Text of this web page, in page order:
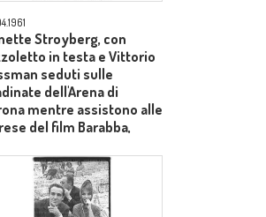
Stroyberg, con
in testa e Vittorio
seduti sulle
dell'Arena di
mentre assistono alle
del film Barabba,
- totale